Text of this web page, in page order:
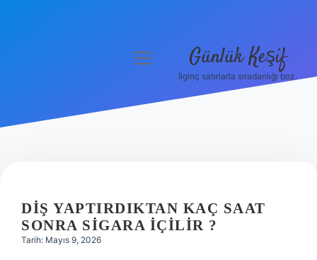
Hakkımızda
menüyü
Günlük Keşif
İlginç satırlarla sıradanlığı boz.
DIŞ YAPTIRDIKTAN KAÇ SAAT
SONRA SIGARA IÇILIR ?
Tarih: Mayıs 9, 2026